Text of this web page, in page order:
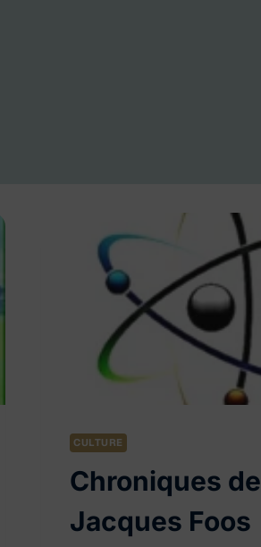
CULTURE
Chroniques de
Jacques Foos